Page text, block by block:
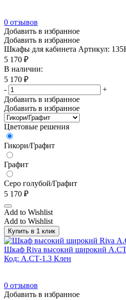
0 отзывов
Добавить в избранное
Добавить в избранное
Шкафы для кабинета Артикул:
5 170 ₽
В наличии:
5 170 ₽
-
+
Добавить в избранное
Добавить в избранное
Цветовые решения
Гикори/Графит
Графит
Серо голубой/Графит
5 170 ₽
Add to Wishlist
Add to Wishlist
Купить в 1 клик
Шкаф Riva высокий широкий
Код: А.СТ-1.3 Клен
0 отзывов
Добавить в избранное